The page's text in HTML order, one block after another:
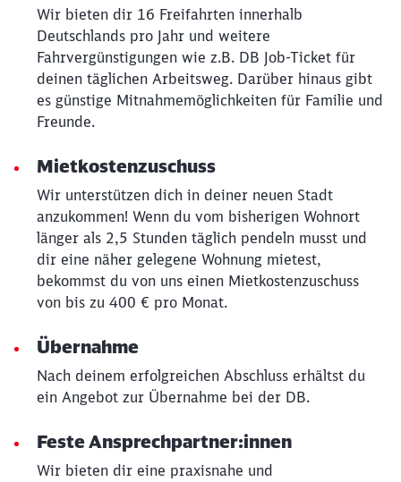
Wir bieten dir 16 Freifahrten innerhalb
Deutschlands pro Jahr und weitere
Fahrvergünstigungen wie z.B. DB Job-Ticket für
deinen täglichen Arbeitsweg. Darüber hinaus gibt
es günstige Mitnahmemöglichkeiten für Familie und
Freunde.
Mietkostenzuschuss
Wir unterstützen dich in deiner neuen Stadt
anzukommen! Wenn du vom bisherigen Wohnort
länger als 2,5 Stunden täglich pendeln musst und
dir eine näher gelegene Wohnung mietest,
bekommst du von uns einen Mietkostenzuschuss
von bis zu 400 € pro Monat.
Übernahme
Nach deinem erfolgreichen Abschluss erhältst du
ein Angebot zur Übernahme bei der DB.
Feste Ansprechpartner:innen
Wir bieten dir eine praxisnahe und
Schließen
Möchten Sie zu weitergeleitet
werden?